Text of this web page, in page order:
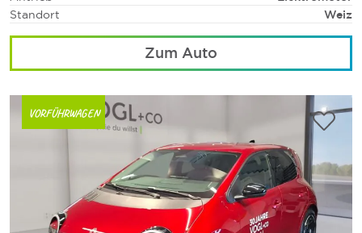
Standort
Weiz
Zum Auto
VORFÜHRWAGEN